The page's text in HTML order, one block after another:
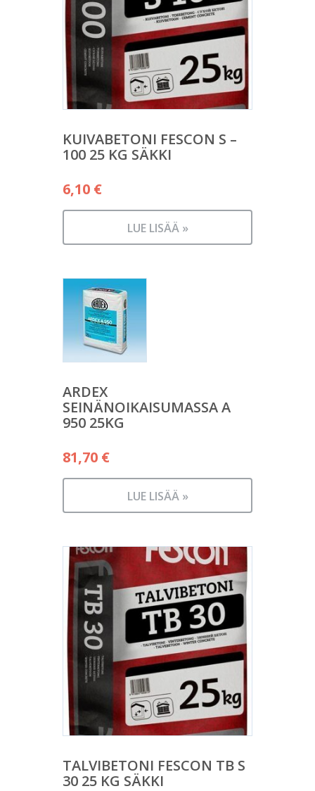
KUIVABETONI FESCON S –
100 25 KG SÄKKI
6,10 €
LUE LISÄÄ »
ARDEX
SEINÄNOIKAISUMASSA A
950 25KG
81,70 €
LUE LISÄÄ »
TALVIBETONI FESCON TB S
30 25 KG SÄKKI